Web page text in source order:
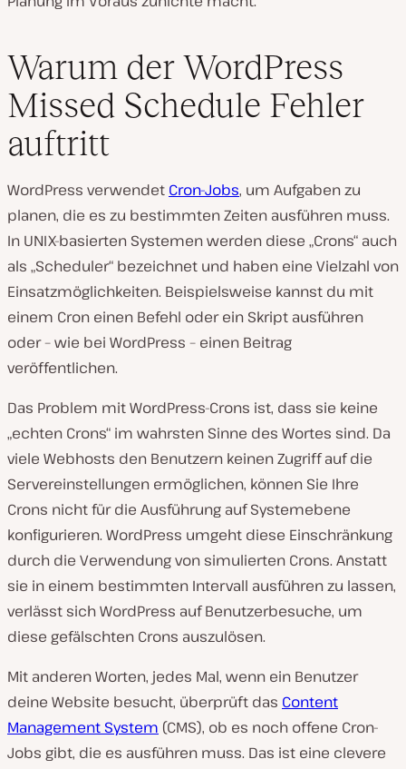
Warum der WordPress
Missed Schedule Fehler
auftritt
WordPress verwendet Cron-Jobs, um Aufgaben zu
planen, die es zu bestimmten Zeiten ausführen muss.
In UNIX-basierten Systemen werden diese „Crons“ auch
als „Scheduler“ bezeichnet und haben eine Vielzahl von
Einsatzmöglichkeiten. Beispielsweise kannst du mit
einem Cron einen Befehl oder ein Skript ausführen
oder – wie bei WordPress – einen Beitrag
veröffentlichen.
Das Problem mit WordPress-Crons ist, dass sie keine
„echten Crons“ im wahrsten Sinne des Wortes sind. Da
viele Webhosts den Benutzern keinen Zugriff auf die
Servereinstellungen ermöglichen, können Sie Ihre
Crons nicht für die Ausführung auf Systemebene
konfigurieren. WordPress umgeht diese Einschränkung
durch die Verwendung von simulierten Crons. Anstatt
sie in einem bestimmten Intervall ausführen zu lassen,
verlässt sich WordPress auf Benutzerbesuche, um
diese gefälschten Crons auszulösen.
Mit anderen Worten, jedes Mal, wenn ein Benutzer
deine Website besucht, überprüft das Content
Management System (CMS), ob es noch offene Cron-
Jobs gibt, die es ausführen muss. Das ist eine clevere